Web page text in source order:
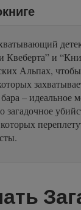
Квеберта” и
Альпах, чтобы
– идеальное
загадочное